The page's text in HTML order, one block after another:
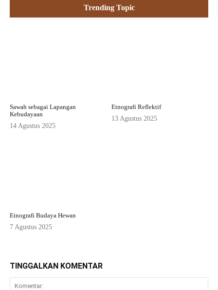
Trending Topic
Sawah sebagai Lapangan
Kebudayaan
14 Agustus 2025
Etnografi Reflektif
13 Agustus 2025
Etnografi Budaya Hewan
7 Agustus 2025
TINGGALKAN KOMENTAR